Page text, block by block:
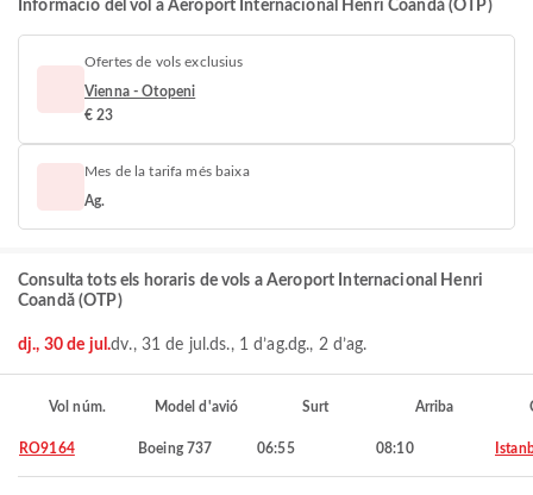
Informació del vol a Aeroport Internacional Henri Coandă (OTP)
Ofertes de vols exclusius
Vienna - Otopeni
€ 23
Mes de la tarifa més baixa
Ag.
Consulta tots els horaris de vols a Aeroport Internacional Henri
Coandă (OTP)
dj., 30 de jul.dv., 31 de jul.ds., 1 d’ag.dg., 2 d’ag.
Vol núm. Model d'avió Surt Arriba
RO9164 Boeing 737 06:55 08:10